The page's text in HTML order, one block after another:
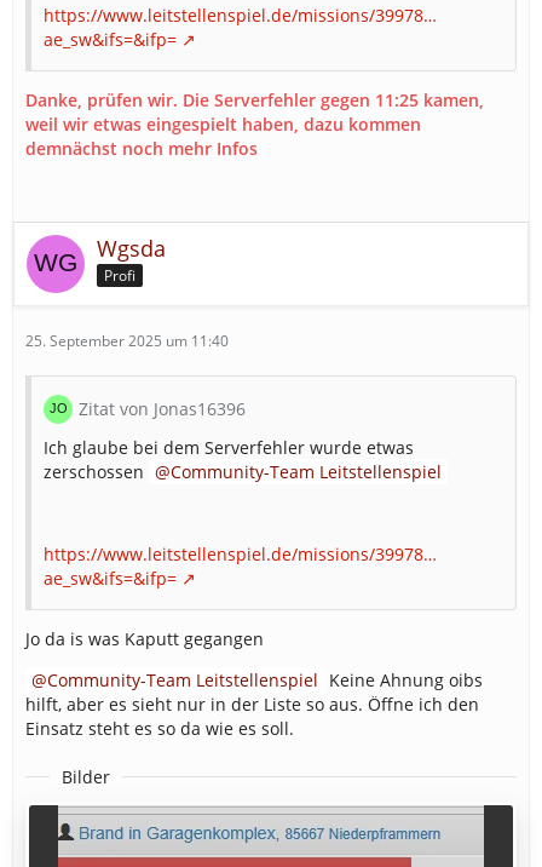
https://www.leitstellenspiel.de/missions/39978…
ae_sw&ifs=&ifp=
Danke, prüfen wir. Die Serverfehler gegen 11:25 kamen,
weil wir etwas eingespielt haben, dazu kommen
demnächst noch mehr Infos
Wgsda
Profi
25. September 2025 um 11:40
Zitat von Jonas16396
Ich glaube bei dem Serverfehler wurde etwas
zerschossen
Community-Team Leitstellenspiel
https://www.leitstellenspiel.de/missions/39978…
ae_sw&ifs=&ifp=
Jo da is was Kaputt gegangen
Community-Team Leitstellenspiel Keine Ahnung oibs
hilft, aber es sieht nur in der Liste so aus. Öffne ich den
Einsatz steht es so da wie es soll.
Bilder